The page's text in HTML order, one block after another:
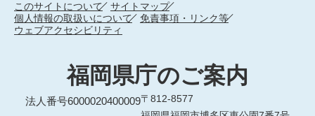
このサイトについて
サイトマップ
個人情報の取扱いについて
免責事項・リンク等
ウェブアクセシビリティ
福岡県庁のご案内
法人番号6000020400009〒812-8577